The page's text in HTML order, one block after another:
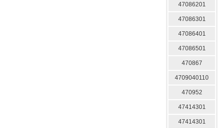
47086201
47086301
47086401
47086501
470867
4709040110
470952
47414301
47414301